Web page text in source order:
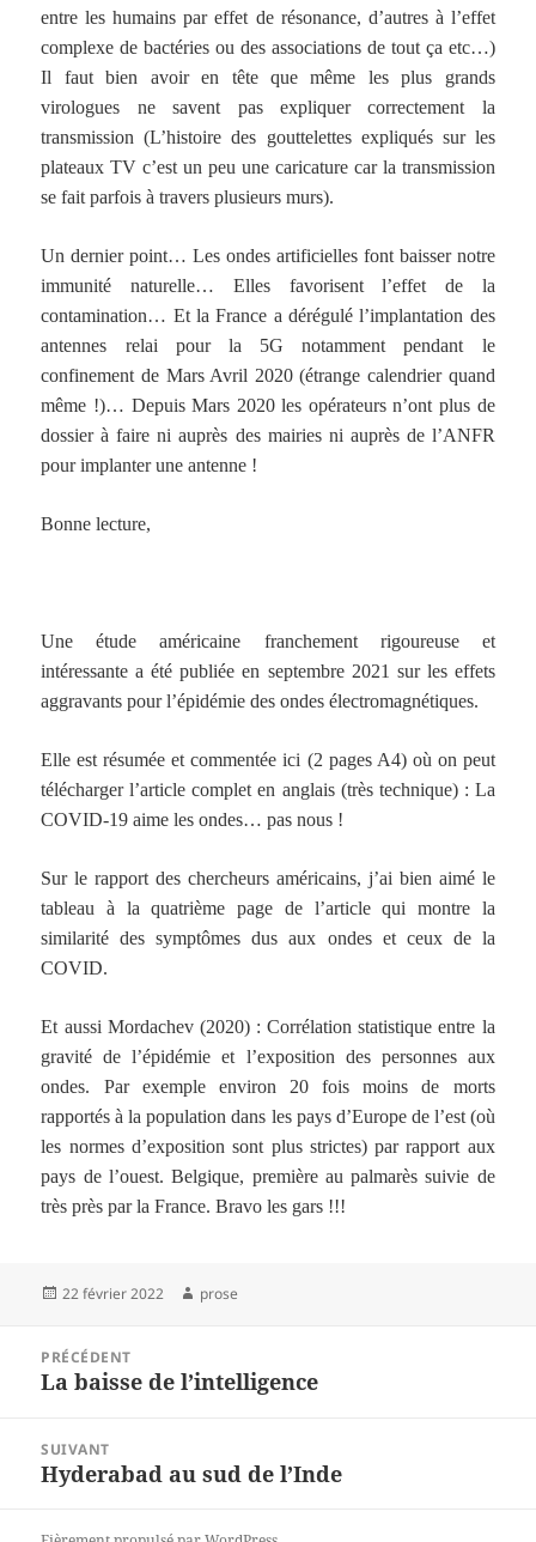
entre les humains par effet de résonance, d’autres à l’effet
complexe de bactéries ou des associations de tout ça etc…)
Il faut bien avoir en tête que même les plus grands
virologues ne savent pas expliquer correctement la
transmission (L’histoire des gouttelettes expliqués sur les
plateaux TV c’est un peu une caricature car la transmission
se fait parfois à travers plusieurs murs).
Un dernier point… Les ondes artificielles font baisser notre
immunité naturelle… Elles favorisent l’effet de la
contamination… Et la France a dérégulé l’implantation des
antennes relai pour la 5G notamment pendant le
confinement de Mars Avril 2020 (étrange calendrier quand
même !)… Depuis Mars 2020 les opérateurs n’ont plus de
dossier à faire ni auprès des mairies ni auprès de l’ANFR
pour implanter une antenne !
Bonne lecture,
Une étude américaine franchement rigoureuse et
intéressante a été publiée en septembre 2021 sur les effets
aggravants pour l’épidémie des ondes électromagnétiques.
Elle est résumée et commentée ici (2 pages A4) où on peut
télécharger l’article complet en anglais (très technique) : La
COVID-19 aime les ondes… pas nous !
Sur le rapport des chercheurs américains, j’ai bien aimé le
tableau à la quatrième page de l’article qui montre la
similarité des symptômes dus aux ondes et ceux de la
COVID.
Et aussi Mordachev (2020) : Corrélation statistique entre la
gravité de l’épidémie et l’exposition des personnes aux
ondes. Par exemple environ 20 fois moins de morts
rapportés à la population dans les pays d’Europe de l’est (où
les normes d’exposition sont plus strictes) par rapport aux
pays de l’ouest. Belgique, première au palmarès suivie de
très près par la France. Bravo les gars !!!
Publié
22 février 2022 Auteur
prose
l’article
PRÉCÉDENT
Article
La baisse de l’intelligence
SUIVANT
Article
Hyderabad au sud de l’Inde